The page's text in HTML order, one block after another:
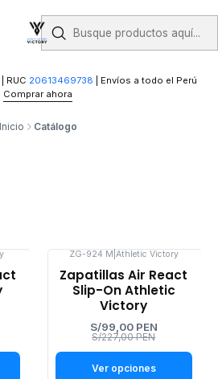
RUC 20613469738 | Envíos a todo el Perú
Comprar ahora
Inicio Catálogo
-56%
OFF
ZG-924 M Athletic Victory
Zapatillas Air React
Slip-On Athletic
Victory
S/99,00 PEN
S/227,00 PEN
Ver opciones